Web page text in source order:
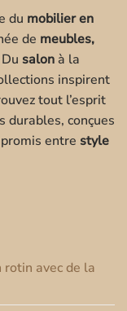
du mobilier en
de meubles,
salon à la
inspirent
tout l’esprit
durables, conçues
entre style
avec de la